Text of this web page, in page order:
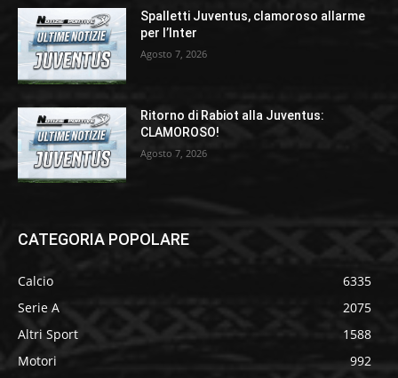
Spalletti Juventus, clamoroso allarme
per l’Inter
Agosto 7, 2026
Ritorno di Rabiot alla Juventus:
CLAMOROSO!
Agosto 7, 2026
CATEGORIA POPOLARE
Calcio
6335
Serie A
2075
Altri Sport
1588
Motori
992